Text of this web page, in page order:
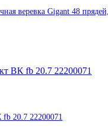
веревка Gigant 48
20.7 22200071